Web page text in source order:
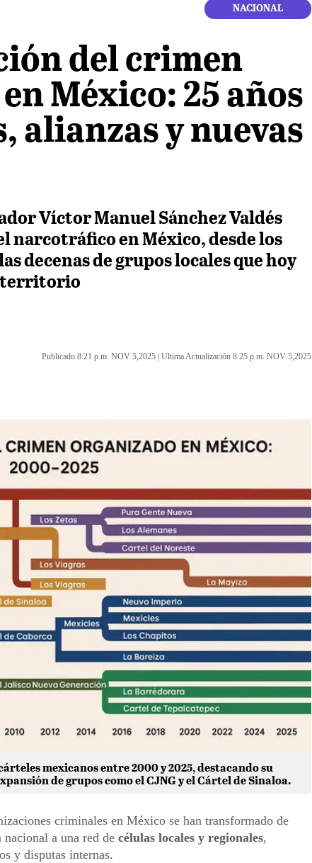
NACIONAL
del crimen
México: 25 años
alianzas y nuevas
Víctor Manuel Sánchez Valdés
narcotráfico en México, desde los
decenas de grupos locales que hoy
territorio
Publicado 8:21 p.m. NOV 5,2025 | Ultima Actualización 8:25 p.m. NOV 5,2025
mexicanos entre 2000 y 2025, destacando su
de grupos como el CJNG y el Cártel de Sinaloa.
criminales en México se han transformado de
nacional a una red de células locales y regionales,
y disputas internas.